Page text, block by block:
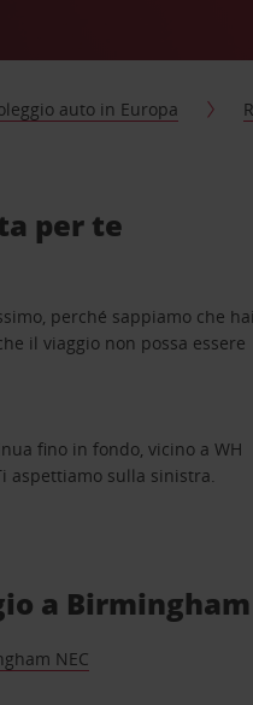
auto in Europa
per te
perché sappiamo che hai
il viaggio non possa essere
fino in fondo, vicino a WH
aspettiamo sulla sinistra.
a Birmingham
NEC